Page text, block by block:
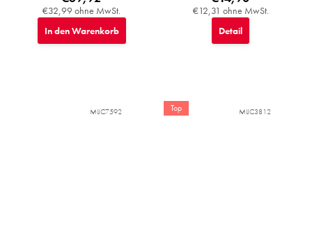
€32,99 ohne MwSt.
In den Warenkorb
€12,31 ohne MwSt.
Detail
MIJC7592 Top MIJC3812